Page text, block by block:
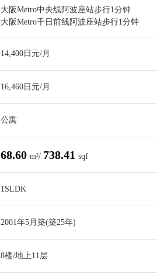
大阪Metro中央线阿波座站步行1分钟
大阪Metro千日前线阿波座站步行1分钟
14,400日元/月
16,460日元/月
公寓
68.60 m²/ 738.41 sqf
1SLDK
2001年5月築(築25年)
8楼/地上11层